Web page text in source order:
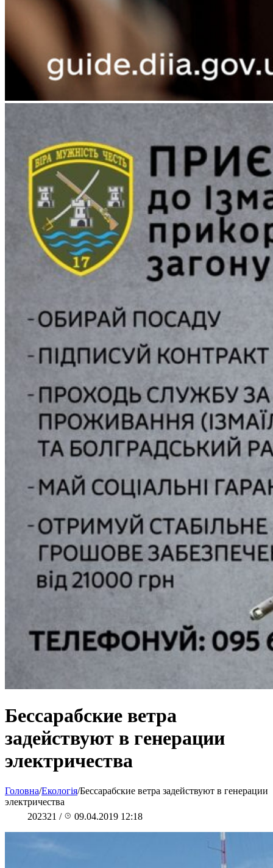
Бессарабские ветра
задействуют в генерации
электричества
Головна/Екологія/Бессарабские ветра задействуют в генерации
электричества
202321 / 09.04.2019 12:18